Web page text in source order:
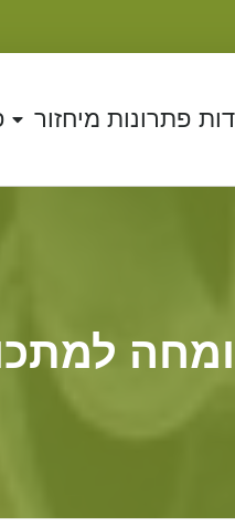
פתרונות מיחזור